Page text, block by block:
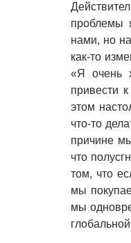
проблемы
нами, но
как-то
«Я очень
привести
этом
что-то
причине
что
том, что
мы
мы